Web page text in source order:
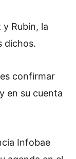
y Rubin, la
dichos.
confirmar
en su cuenta
Infobae